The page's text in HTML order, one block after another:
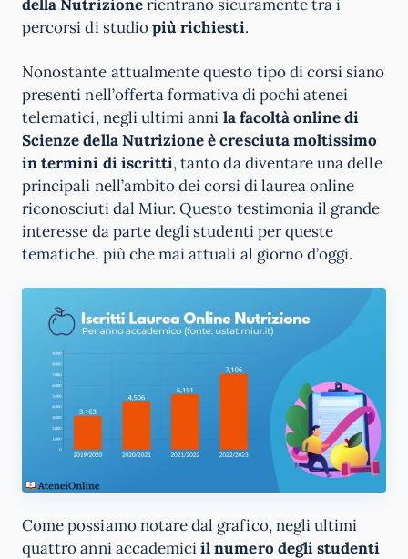
della Nutrizionerientrano sicuramente tra i
percorsi di studiopiù richiesti.
Nonostante attualmente questo tipo di corsi siano
presenti nell’offerta formativa di pochi atenei
telematici, negli ultimi anni la facoltà online di
Scienze della Nutrizione è cresciuta moltissimo
in termini di iscritti, tanto da diventare una delle
principali nell’ambito dei corsi di laurea online
riconosciuti dal Miur. Questo testimonia il grande
interesse da parte degli studenti per queste
tematiche, più che mai attuali al giorno d’oggi.
Come possiamo notare dal grafico, negli ultimi
quattro anni accademiciil numero degli studenti